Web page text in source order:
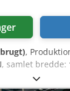
,
, samlet bredde:
vægt: